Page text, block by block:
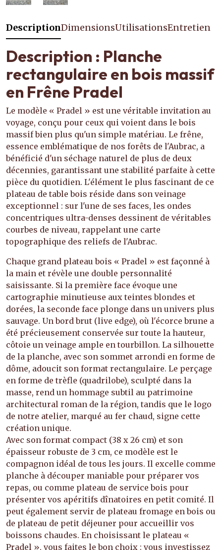
DescriptionDimensionsUtilisationsEntretien
Description : Planche
rectangulaire en bois massif
en Frêne Pradel
Le modèle « Pradel » est une véritable invitation au
voyage, conçu pour ceux qui voient dans le bois
massif bien plus qu'un simple matériau. Le frêne,
essence emblématique de nos forêts de l'Aubrac, a
bénéficié d'un séchage naturel de plus de deux
décennies, garantissant une stabilité parfaite à cette
pièce du quotidien. L'élément le plus fascinant de ce
plateau de table bois réside dans son veinage
exceptionnel : sur l'une de ses faces, les ondes
concentriques ultra-denses dessinent de véritables
courbes de niveau, rappelant une carte
topographique des reliefs de l'Aubrac.
Chaque grand plateau bois « Pradel » est façonné à
la main et révèle une double personnalité
saisissante. Si la première face évoque une
cartographie minutieuse aux teintes blondes et
dorées, la seconde face plonge dans un univers plus
sauvage. Un bord brut (live edge), où l'écorce brune a
été précieusement conservée sur toute la hauteur,
côtoie un veinage ample en tourbillon. La silhouette
de la planche, avec son sommet arrondi en forme de
dôme, adoucit son format rectangulaire. Le perçage
en forme de trèfle (quadrilobe), sculpté dans la
masse, rend un hommage subtil au patrimoine
architectural roman de la région, tandis que le logo
de notre atelier, marqué au fer chaud, signe cette
création unique.
Avec son format compact (38 x 26 cm) et son
épaisseur robuste de 3 cm, ce modèle est le
compagnon idéal de tous les jours. Il excelle comme
planche à découper maniable pour préparer vos
repas, ou comme plateau de service bois pour
présenter vos apéritifs dînatoires en petit comité. Il
peut également servir de plateau fromage en bois ou
de plateau de petit déjeuner pour accueillir vos
boissons chaudes. En choisissant le plateau «
Pradel », vous faites le bon choix : vous investissez